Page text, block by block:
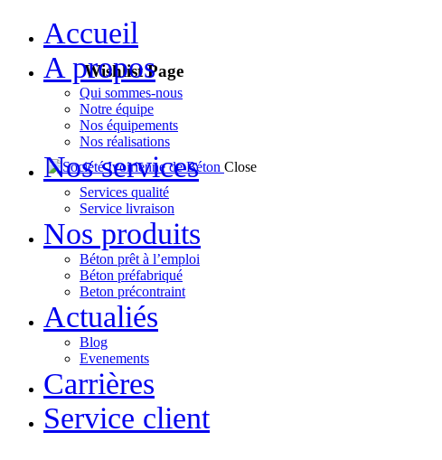
Wishlist Page
Close
Accueil
A propos
Qui sommes-nous
Notre équipe
Nos équipements
Nos réalisations
Nos services
Services qualité
Service livraison
Nos produits
Béton prêt à l’emploi
Béton préfabriqué
Beton précontraint
Actualiés
Blog
Evenements
Carrières
Service client